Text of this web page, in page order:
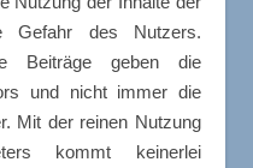
Gefahr des Nutzers.
Beiträge geben die
und nicht immer die
Mit der reinen Nutzung
kommt keinerlei